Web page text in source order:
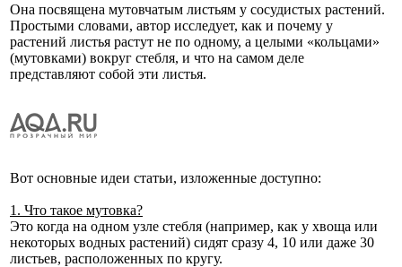
Она посвящена мутовчатым листьям у сосудистых растений.
Простыми словами, автор исследует, как и почему у
растений листья растут не по одному, а целыми «кольцами»
(мутовками) вокруг стебля, и что на самом деле
представляют собой эти листья.
Вот основные идеи статьи, изложенные доступно:
1. Что такое мутовка?
Это когда на одном узле стебля (например, как у хвоща или
некоторых водных растений) сидят сразу 4, 10 или даже 30
листьев, расположенных по кругу.